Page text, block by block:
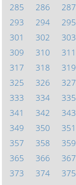
285
286 287
293
294 295
301
302 303
309
310 311
317
318 319
325
326 327
333
334 335
341
342 343
349
350 351
357
358 359
365
366 367
373
374 375